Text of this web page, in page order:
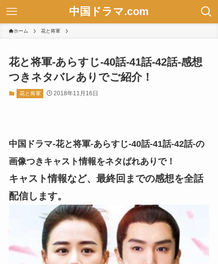
中国ドラマ.com
ホーム 花と将軍
花と将軍-あらすじ-40話-41話-42話-感想
つきネタバレありでご紹介！
花と将軍 2018年11月16日
中国ドラマ-花と将軍-あらすじ-40話-41話-42話-の
画像つきキャスト情報をネタばれありで！
キャスト情報など、最終回までの感想を全話
配信します。